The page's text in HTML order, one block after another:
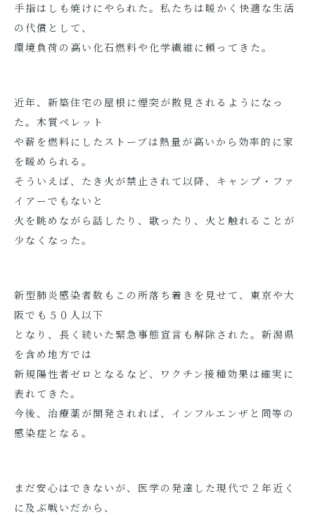
手指はしも焼けにやられた。私たちは暖かく快適な生活
の代償として、
環境負荷の高い化石燃料や化学繊維に頼ってきた。
近年、新築住宅の屋根に煙突が散見されるようになっ
た。木質ペレット
や薪を燃料にしたストーブは熱量が高いから効率的に家
を暖められる。
そういえば、たき火が禁止されて以降、キャンプ・ファ
イアーでもないと
火を眺めながら話したり、歌ったり、火と触れることが
少なくなった。
新型肺炎感染者数もこの所落ち着きを見せて、東京や大
阪でも５０人以下
となり、長く続いた緊急事態宣言も解除された。新潟県
を含め地方では
新規陽性者ゼロとなるなど、ワクチン接種効果は確実に
表れてきた。
今後、治療薬が開発されれば、インフルエンザと同等の
感染症となる。
まだ安心はできないが、医学の発達した現代で２年近く
に及ぶ戦いだから、